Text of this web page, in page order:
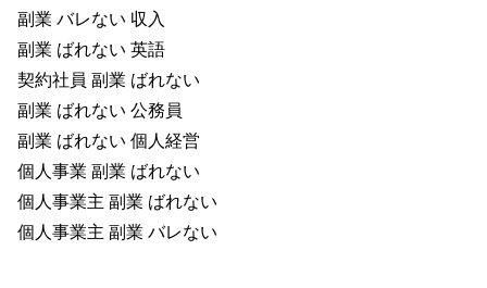
副業 バレない 収入
副業 ばれない 英語
契約社員 副業 ばれない
副業 ばれない 公務員
副業 ばれない 個人経営
個人事業 副業 ばれない
個人事業主 副業 ばれない
個人事業主 副業 バレない